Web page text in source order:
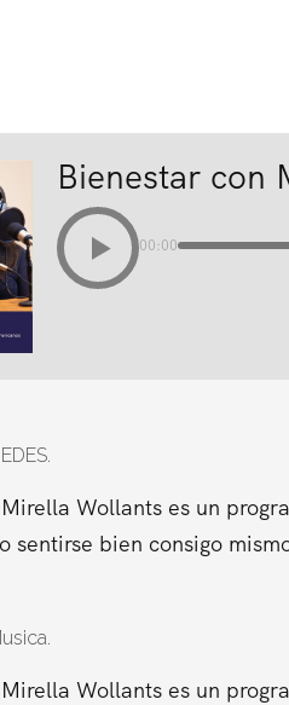
Bienestar con
00:00
Wollants es un
sentirse bien consigo
Wollants es un